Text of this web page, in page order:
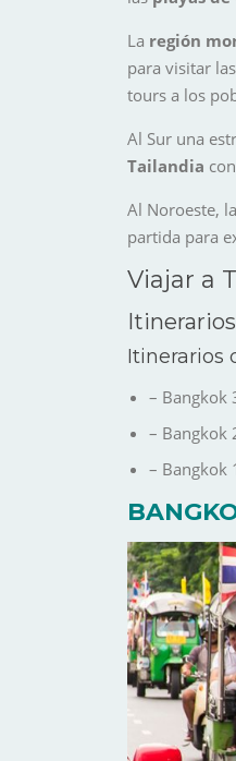
La región
para visitar las
tours a los
Al Sur una
Tailandia
Al Noroeste,
partida para
Viajar a
Itinerarios
– Bangkok
– Bangkok
– Bangkok